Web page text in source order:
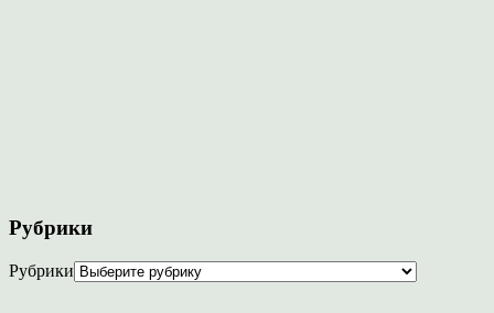
Рубрики
Рубрики